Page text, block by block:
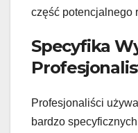
część potencjalnego
Specyfika
Profesjonaliści
bardzo